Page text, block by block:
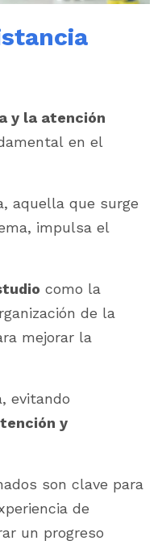
y la atención
en el
aquella que surge
impulsa el
como la
de la
mejorar la
evitando
y
son clave para
de
un progreso